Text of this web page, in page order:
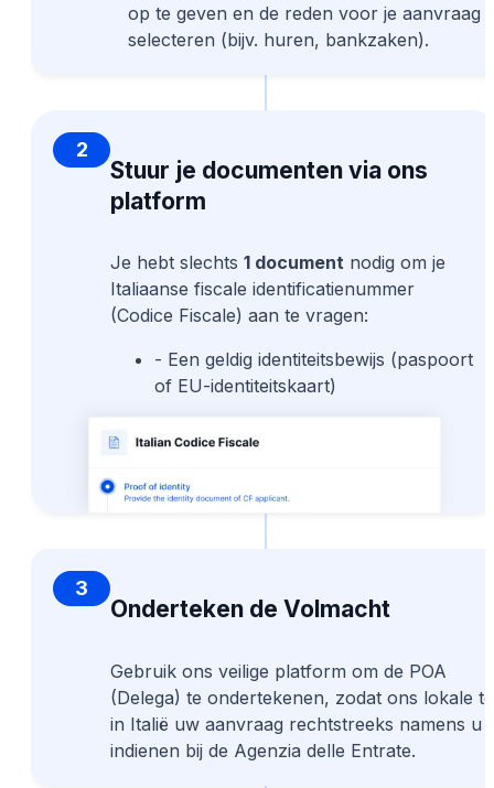
op te geven en de reden voor je aanvraag
selecteren (bijv. huren, bankzaken).
2
Stuur je documenten via ons
platform
Je hebt slechts 1 document nodig om je
Italiaanse fiscale identificatienummer
(Codice Fiscale) aan te vragen:
- Een geldig identiteitsbewijs (paspoort
of EU-identiteitskaart)
3
Onderteken de Volmacht
Gebruik ons veilige platform om de POA
(Delega) te ondertekenen, zodat ons lokale
in Italië uw aanvraag rechtstreeks namens u
indienen bij de Agenzia delle Entrate.